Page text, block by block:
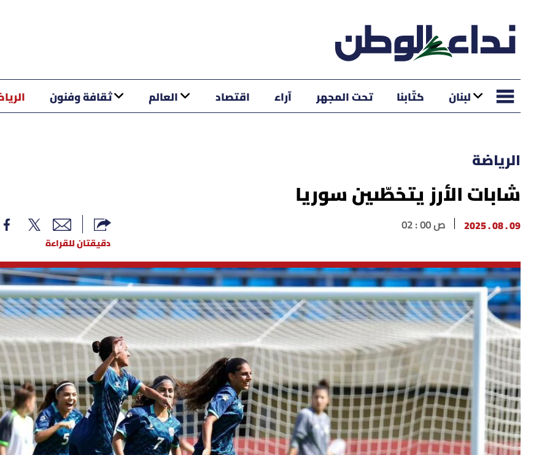
لبنان كتّابنا تحت المجهر آراء اقتصاد العالم ثقافة وفنون
الرياضة
شابات الأرز يتخطّىين سوريا
09 . 08 . 2025 02 : 00 ص
دقيقتان للقراءة